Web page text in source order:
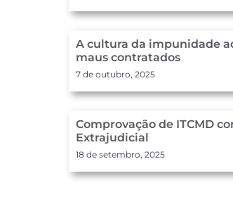
A cultura da impunidade
maus contratados
7 de outubro, 2025
Comprovação de ITCMD
Extrajudicial
18 de setembro, 2025